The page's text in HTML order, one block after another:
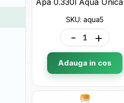
SKU: aqua5
- +
Adauga in cos